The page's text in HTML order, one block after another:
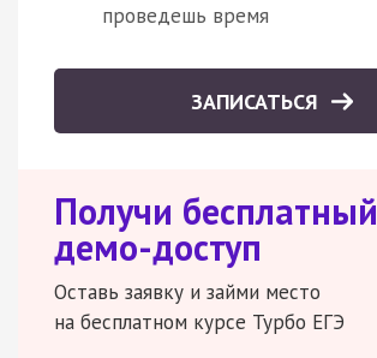
проведешь время
ЗАПИСАТЬСЯ
Получи бесплатный
демо-доступ
Оставь заявку и займи место
на бесплатном курсе Турбо ЕГЭ